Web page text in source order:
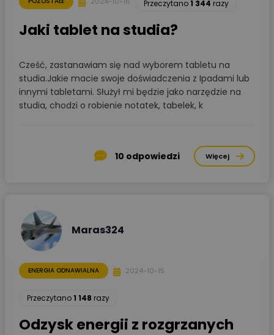
Przeczytano1 344 razy
Jaki tablet na studia?
Cześć, zastanawiam się nad wyborem tabletu na
studia.Jakie macie swoje doświadczenia z Ipadami lub
innymi tabletami. Służył mi będzie jako narzędzie na
studia, chodzi o robienie notatek, tabelek, k
10 odpowiedzi Więcej
Maras324
ENERGIA ODNAWIALNA 2024-10-15
Przeczytano1 148 razy
Odzysk energii z rozgrzanych